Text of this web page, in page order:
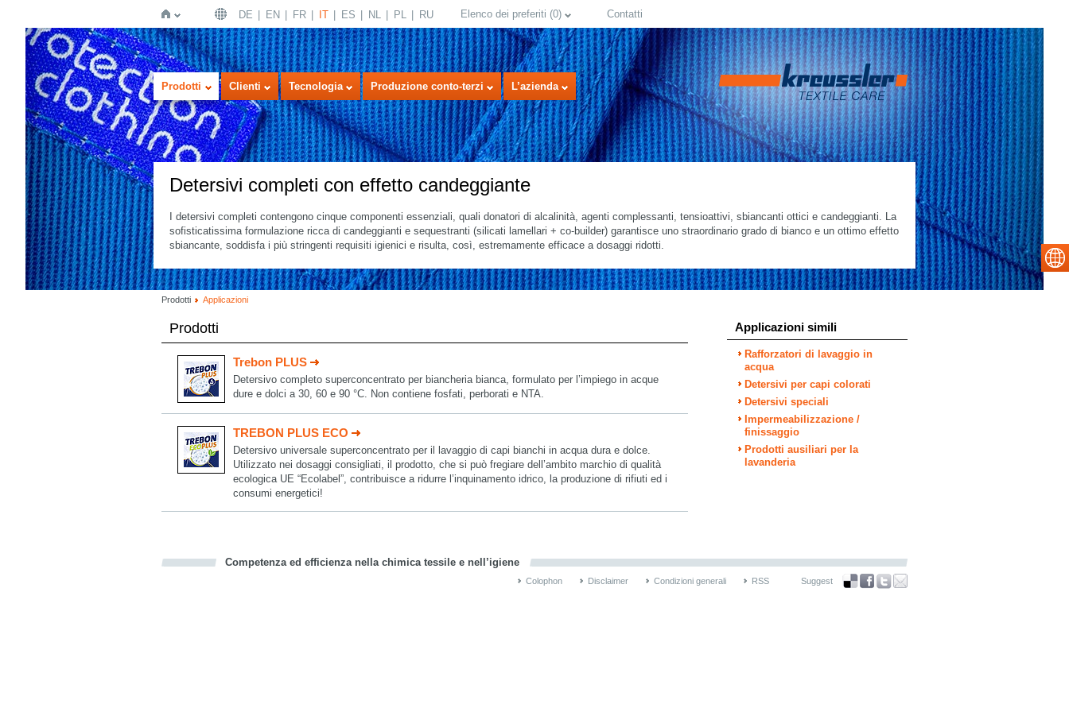
Home
DE EN FR IT ES NL PL RU Elenco dei preferiti (0) Contatti
Prodotti Clienti Tecnologia Produzione conto-terzi L’azienda
Detersivi completi con effetto candeggiante
I detersivi completi contengono cinque componenti essenziali, quali donatori di alcalinità, agenti complessanti, tensioattivi, sbiancanti ottici e candeggianti. La
sofisticatissima formulazione ricca di candeggianti e sequestranti (silicati lamellari + co-builder) garantisce uno straordinario grado di bianco e un ottimo effetto
sbiancante, soddisfa i più stringenti requisiti igienici e risulta, così, estremamente efficace a dosaggi ridotti.
Prodotti Applicazioni
Prodotti
Trebon PLUS
Detersivo completo superconcentrato per biancheria bianca, formulato per l’impiego in acque
dure e dolci a 30, 60 e 90 °C. Non contiene fosfati, perborati e NTA.
TREBON PLUS ECO
Detersivo universale superconcentrato per il lavaggio di capi bianchi in acqua dura e dolce.
Utilizzato nei dosaggi consigliati, il prodotto, che si può fregiare dell’ambito marchio di qualità
ecologica UE “Ecolabel”, contribuisce a ridurre l’inquinamento idrico, la produzione di rifiuti ed i
consumi energetici!
Applicazioni simili
Rafforzatori di lavaggio in
acqua
Detersivi per capi colorati
Detersivi speciali
Impermeabilizzazione /
finissaggio
Prodotti ausiliari per la
lavanderia
Competenza ed efficienza nella chimica tessile e nell’igiene
Colophon Disclaimer Condizioni generali RSS Suggest
select language